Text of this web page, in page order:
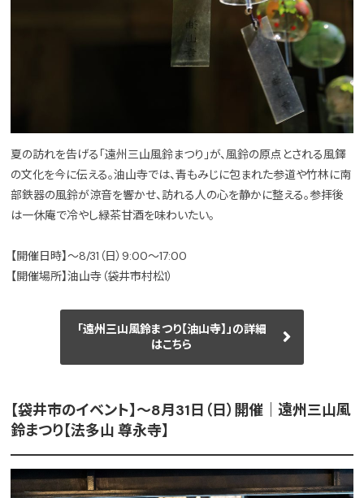
夏の訪れを告げる「遠州三山風鈴まつり」が、風鈴の原点とされる風鐸
の文化を今に伝える。油山寺では、青もみじに包まれた参道や竹林に南
部鉄器の風鈴が涼音を響かせ、訪れる人の心を静かに整える。参拝後
は一休庵で冷やし緑茶甘酒を味わいたい。
【開催日時】〜8/31（日）9:00〜17:00
【開催場所】油山寺（袋井市村松1）
「遠州三山風鈴まつり【油山寺】」の詳細
はこちら
【袋井市のイベント】〜8月31日（日）開催｜遠州三山風
鈴まつり【法多山 尊永寺】